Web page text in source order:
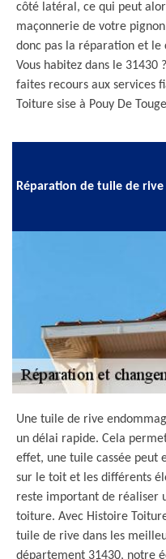
côté latéral, ce qui peut
maçonnerie de votre
donc pas la réparation et le
Vous habitez dans le 31430
faites recours aux services
Toiture sise à Pouy De
Réparation de tuile de rive
Une tuile de rive
un délai rapide. Cela
effet, une tuile cassée peut
sur le toit et les différents
reste important de réaliser
toiture. Avec Histoire
tuile de rive dans les
département 31430, notre